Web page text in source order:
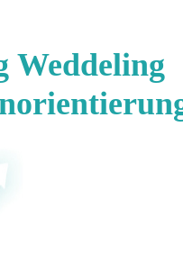
Weddeling